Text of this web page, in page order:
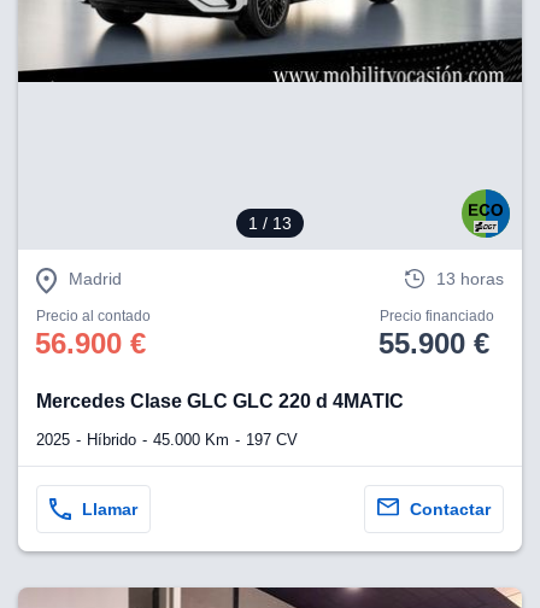
1 / 13
Madrid 13 horas
Precio al contado
56.900 €
Precio financiado
55.900 €
Mercedes Clase GLC GLC 220 d 4MATIC
2025 Híbrido 45.000 Km 197 CV
Llamar Contactar